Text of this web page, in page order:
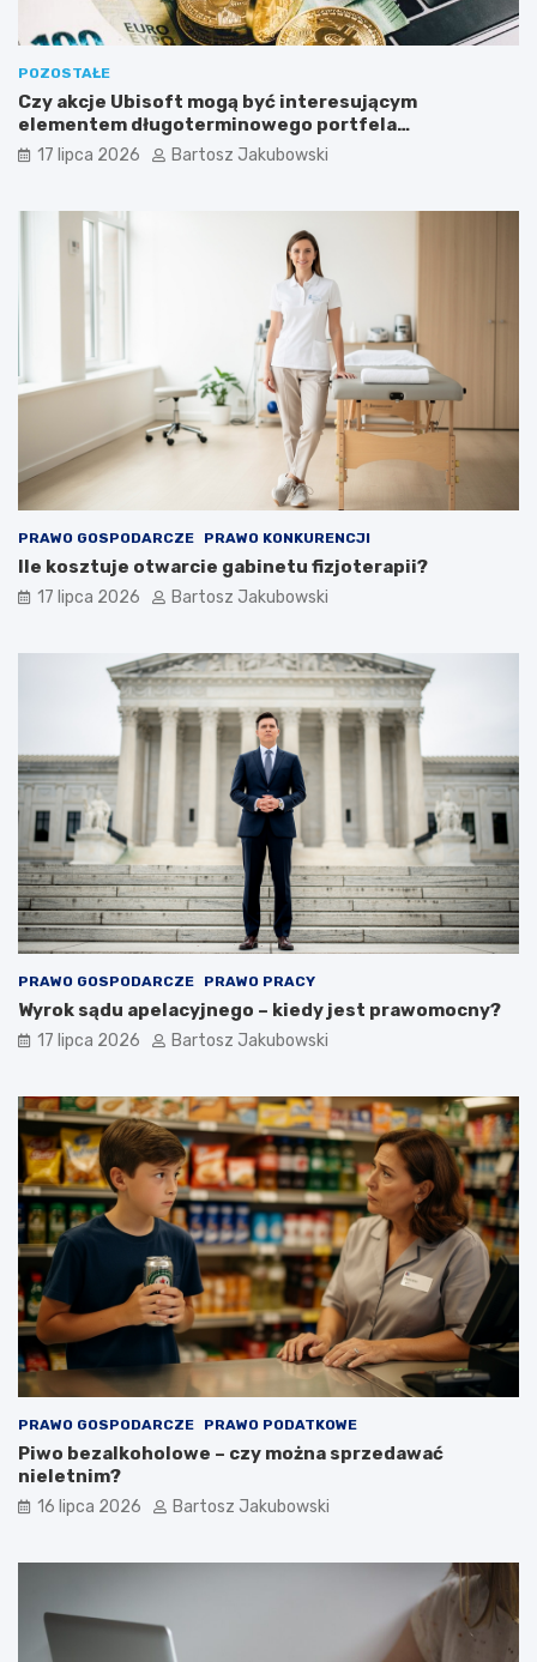
POZOSTAŁE
Czy akcje Ubisoft mogą być interesującym
elementem długoterminowego portfela
inwestycyjnego?
17 lipca 2026 Bartosz Jakubowski
PRAWO GOSPODARCZE PRAWO KONKURENCJI
Ile kosztuje otwarcie gabinetu fizjoterapii?
17 lipca 2026 Bartosz Jakubowski
PRAWO GOSPODARCZE PRAWO PRACY
Wyrok sądu apelacyjnego – kiedy jest prawomocny?
17 lipca 2026 Bartosz Jakubowski
PRAWO GOSPODARCZE PRAWO PODATKOWE
Piwo bezalkoholowe – czy można sprzedawać
nieletnim?
16 lipca 2026 Bartosz Jakubowski